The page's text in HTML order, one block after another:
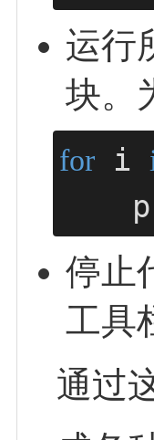
运行
块。
for i
停止
工具
通过